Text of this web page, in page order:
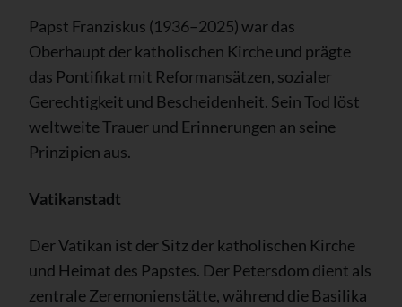
Papst Franziskus (1936–2025) war das
Oberhaupt der katholischen Kirche und prägte
das Pontifikat mit Reformansätzen, sozialer
Gerechtigkeit und Bescheidenheit. Sein Tod löst
weltweite Trauer und Erinnerungen an seine
Prinzipien aus.
Vatikanstadt
Der Vatikan ist der Sitz der katholischen Kirche
und Heimat des Papstes. Der Petersdom dient als
zentrale Zeremonienstätte, während die Basilika